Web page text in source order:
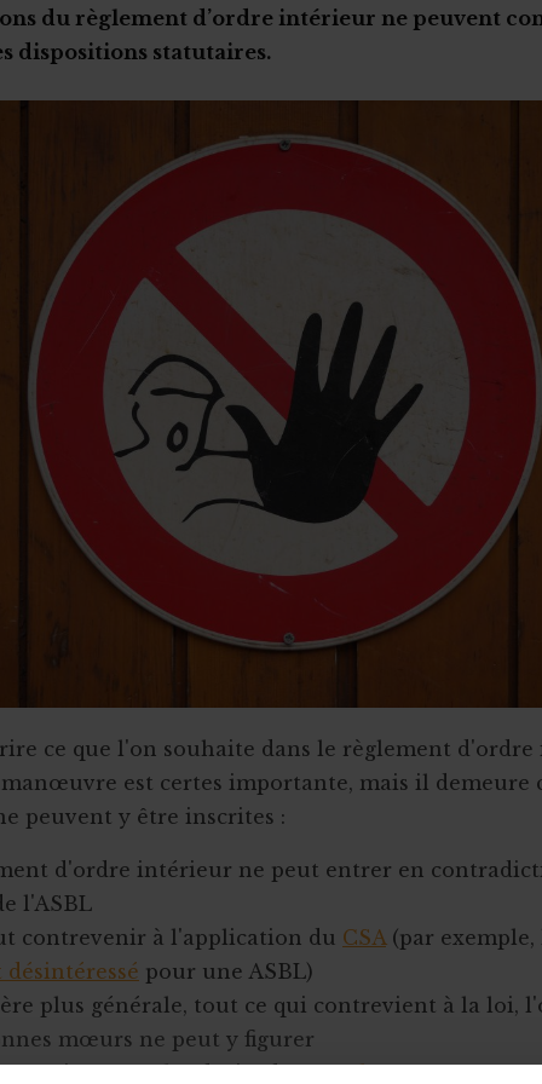
du règlement d’ordre intérieur ne peuvent
dispositions statutaires.
ce que l'on souhaite dans le règlement d'ordre
est certes importante, mais il demeure
peuvent y être inscrites :
d'ordre intérieur ne peut entrer en
l'ASBL
contrevenir à l'application du CSA(par exemple,
désintéressé pour une ASBL)
plus générale, tout ce qui contrevient à la loi,
mœurs ne peut y figurer